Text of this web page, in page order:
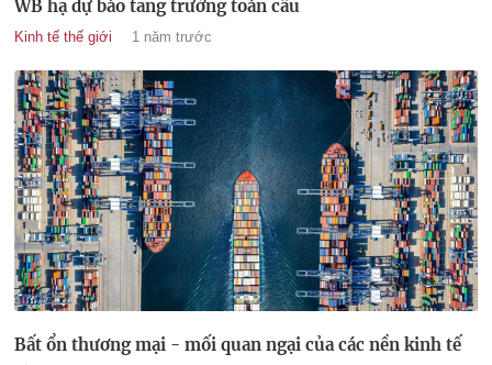
WB hạ dự báo tăng trưởng toàn cầu
Kinh tế thế giới 1 năm trước
Bất ổn thương mại - mối quan ngại của các nền kinh tế